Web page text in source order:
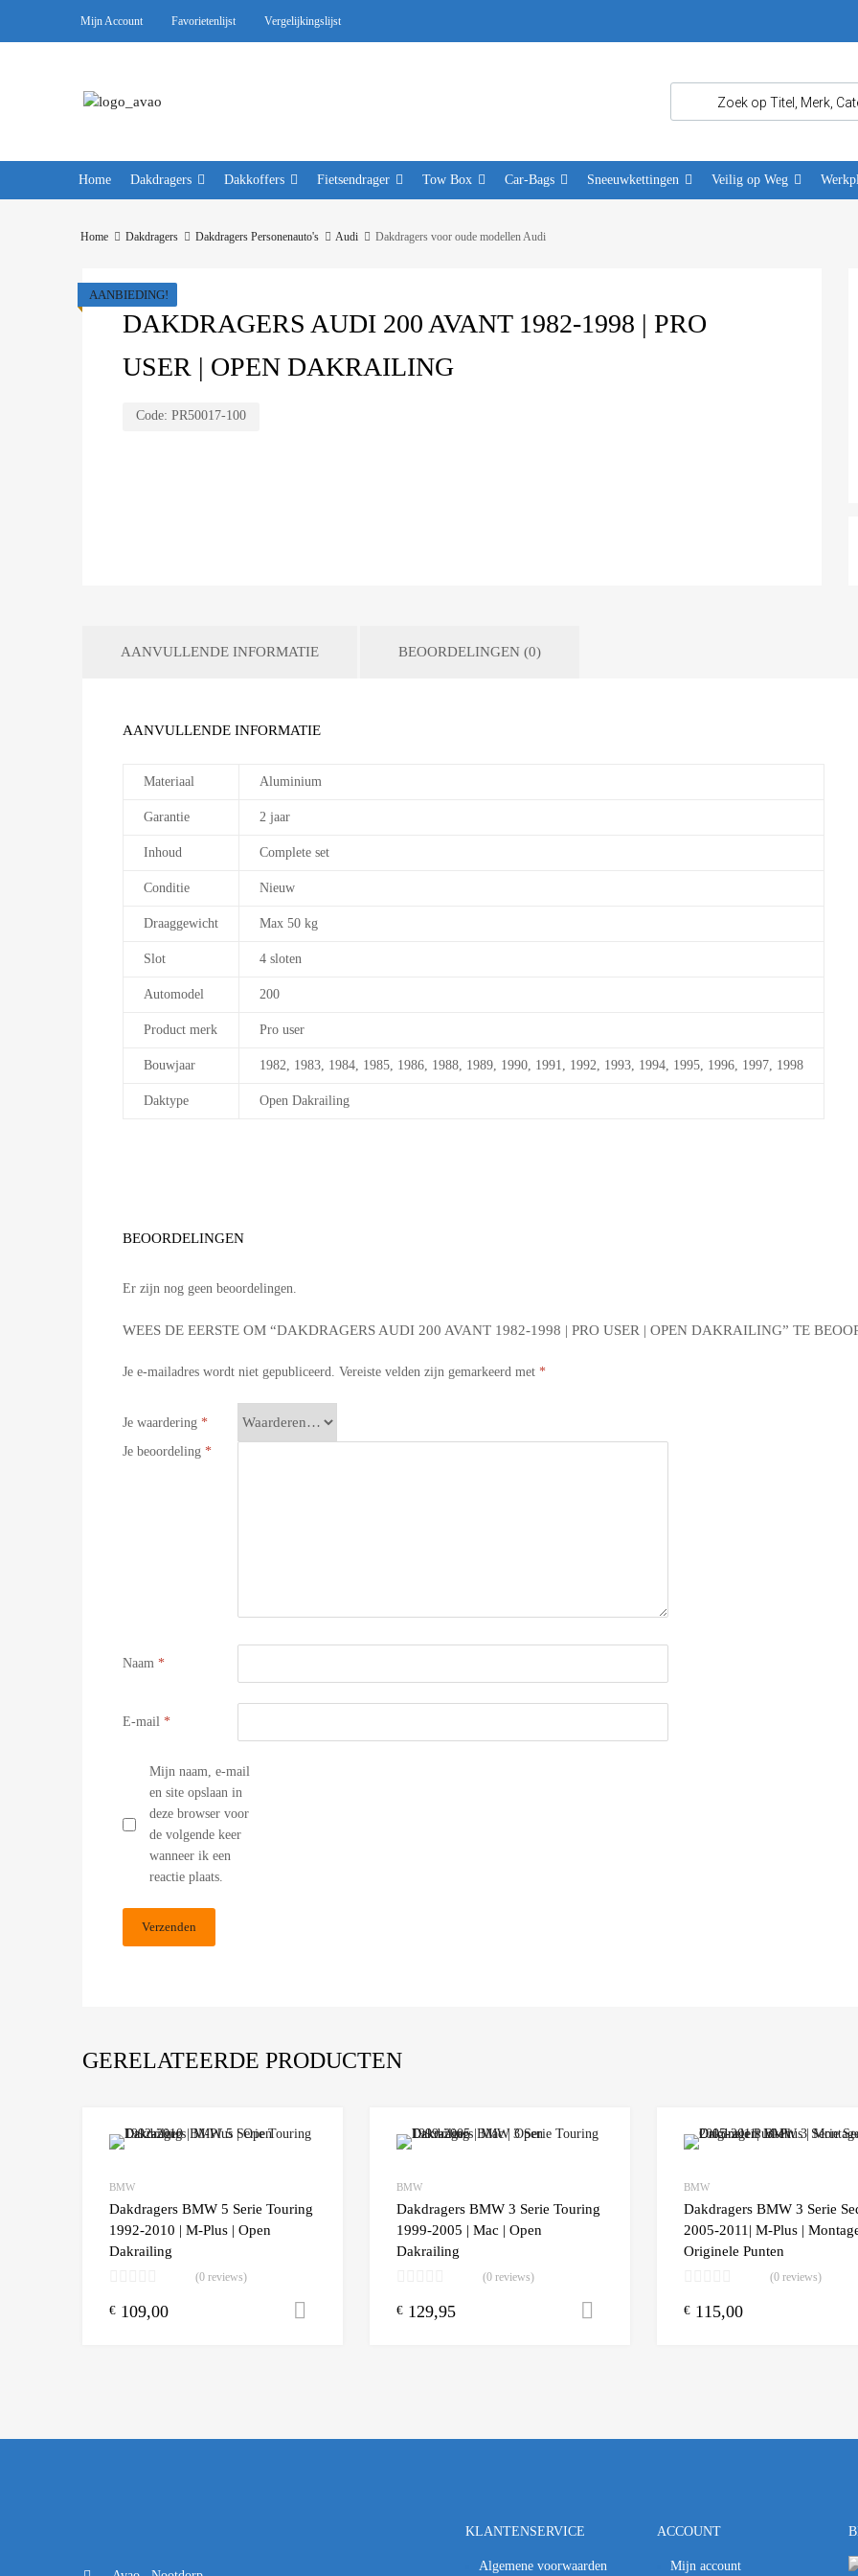
Mijn Account Favorietenlijst Vergelijkingslijst
Home Dakdragers Dakkoffers Fietsendrager Tow Box Car-Bags Sneeuwkettingen Veilig op Weg
Home Dakdragers Dakdragers Personenauto's Audi Dakdragers voor oude modellen Audi
DAKDRAGERS AUDI 200 AVANT 1982-1998 | PRO
USER | OPEN DAKRAILING
Code: PR50017-100
AANBIEDING!
AANVULLENDE INFORMATIE BEOORDELINGEN (0)
AANVULLENDE INFORMATIE
Materiaal Aluminium
Garantie 2 jaar
Inhoud Complete set
Conditie Nieuw
Draaggewicht Max 50 kg
Slot 4 sloten
Automodel 200
Product merk Pro user
Bouwjaar 1982, 1983, 1984, 1985, 1986, 1988, 1989, 1990, 1991, 1992, 1993, 1994, 1995, 1996, 1997, 1998
Daktype Open Dakrailing
BEOORDELINGEN
Er zijn nog geen beoordelingen.
WEES DE EERSTE OM “DAKDRAGERS AUDI 200 AVANT 1982-1998 | PRO USER | OPEN DAKRAILING” TE
Je e-mailadres wordt niet gepubliceerd. Vereiste velden zijn gemarkeerd met *
Je waardering *
Je beoordeling *
Naam *
E-mail *
Mijn naam, e-mail
en site opslaan in
deze browser voor
de volgende keer
wanneer ik een
reactie plaats.
GERELATEERDE PRODUCTEN
Add to Wishlist
BMW
Dakdragers BMW 5 Serie Touring
1992-2010 | M-Plus | Open
Dakrailing
(0 reviews)
€ 109,00 Toevoegen aan winkelwagen
Add to Wishlist
BMW
Dakdragers BMW 3 Serie Touring
1999-2005 | Mac | Open
Dakrailing
(0 reviews)
€ 129,95 Toevoegen aan winkelwagen
BMW
Dakdragers BMW 3 Serie
2005-2011| M-Plus |
Originele Punten
(0 reviews)
€ 115,00
KLANTENSERVICE
Algemene voorwaarden
ACCOUNT
Mijn account